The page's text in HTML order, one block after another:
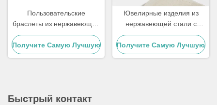
Пользовательские
браслеты из нержавеющей
стали ручной работы,
подарок для пары, мужской
браслет с бусинами из
Получите Самую Лучшую
Ювелирные изделия из
нержавеющей стали с
позолотой 18 карат,
женское колье-чокер с
крестом, 20 дюймов
Получите Самую Лучшую
Быстрый контакт